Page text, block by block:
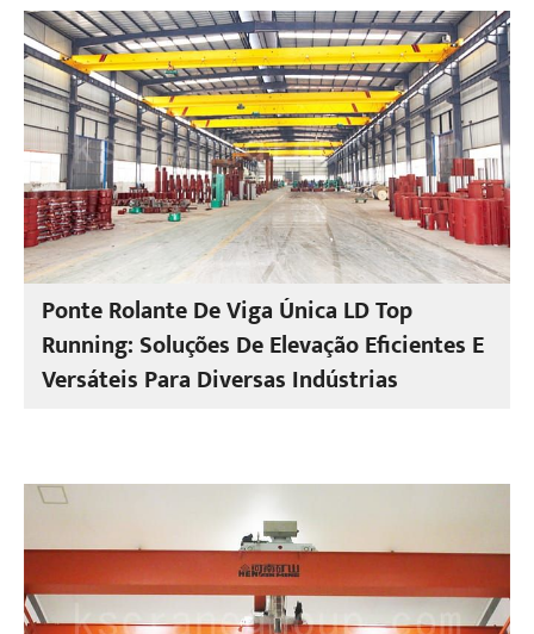
Ponte Rolante De Viga Única LD Top
Running: Soluções De Elevação Eficientes E
Versáteis Para Diversas Indústrias